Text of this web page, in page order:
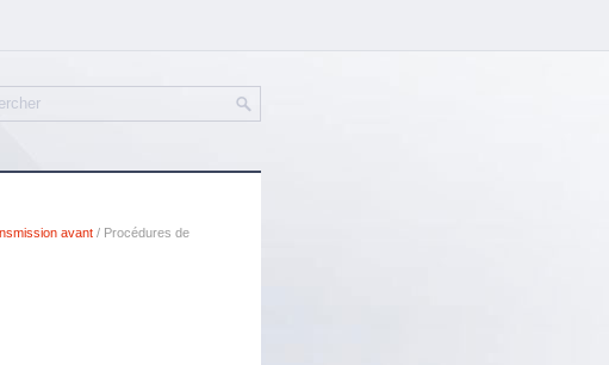
avant / Procédures de